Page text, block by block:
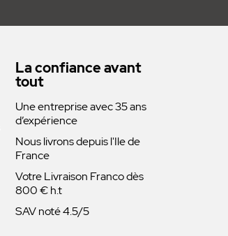
La confiance avant
tout
Une entreprise avec 35 ans
d’expérience
Nous livrons depuis l'Ile de
France
Votre Livraison Franco dès
800 € h.t
SAV noté 4.5/5